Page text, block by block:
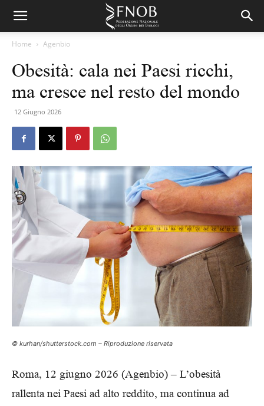
Home Agenbio
Obesità: cala nei Paesi ricchi,
ma cresce nel resto del mondo
12 Giugno 2026
© kurhan/shutterstock.com – Riproduzione riservata
Roma, 12 giugno 2026 (Agenbio) – L’obesità
rallenta nei Paesi ad alto reddito, ma continua ad